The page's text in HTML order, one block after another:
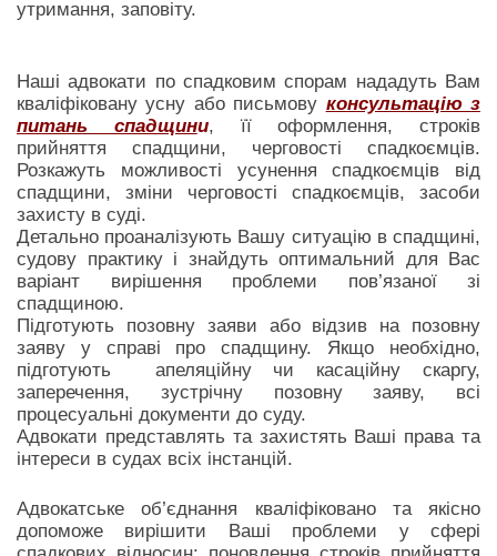
утримання, заповіту.
Наші адвокати по спадковим спорам нададуть Вам
кваліфіковану усну або письмову консультацію з
питань спадщини, її оформлення, строків
прийняття спадщини, черговості спадкоємців.
Розкажуть можливості усунення спадкоємців від
спадщини, зміни черговості спадкоємців, засоби
захисту в суді.
Детально проаналізують Вашу ситуацію в спадщині,
судову практику і знайдуть оптимальний для Вас
варіант вирішення проблеми пов’язаної зі
спадщиною.
Підготують позовну заяви або відзив на позовну
заяву у справі про спадщину. Якщо необхідно,
підготують апеляційну чи касаційну скаргу,
заперечення, зустрічну позовну заяву, всі
процесуальні документи до суду.
Адвокати представлять та захистять Ваші права та
інтереси в судах всіх інстанцій.
Адвокатське об’єднання кваліфіковано та якісно
допоможе вирішити Ваші проблеми у сфері